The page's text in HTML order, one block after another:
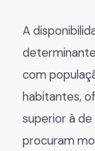
A
com
habitantes,
superior à
procuram